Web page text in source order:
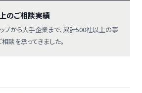
のご相談実績
プから大手企業まで、累計500社以上の事
談を承ってきました。